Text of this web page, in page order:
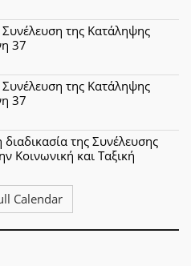
της Κατάληψης
37
της Κατάληψης
37
της Συνέλευσης
Κοινωνική και Ταξική
Calendar